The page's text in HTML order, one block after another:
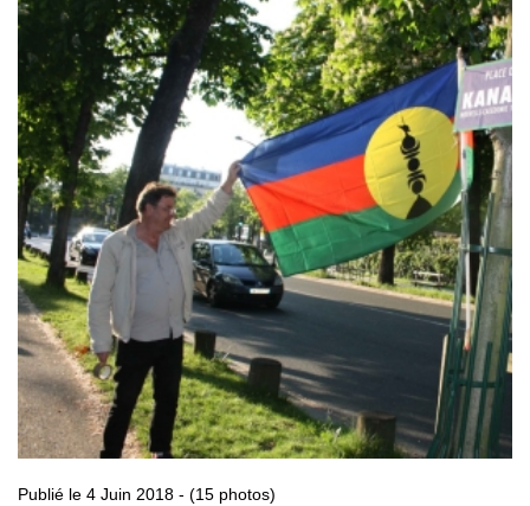
Publié le 4 Juin 2018 - (15 photos)